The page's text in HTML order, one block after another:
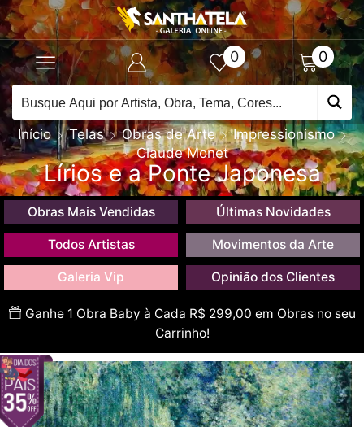
0 0
Início Telas Obras de Arte
Impressionismo
Claude Monet
Lírios e a Ponte Japonesa
Obras Mais Vendidas Últimas Novidades
Todos Artistas Movimentos da Arte
Galeria Vip Opinião dos Clientes
Ganhe 1 Obra Baby à Cada R$ 299,00 em Obras no seu
Carrinho!